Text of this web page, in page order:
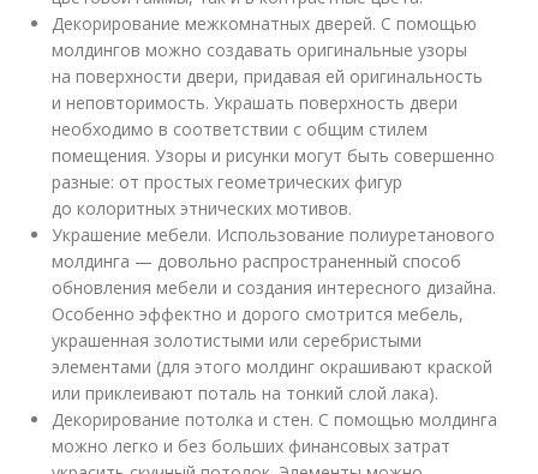
Декорирование межкомнатных дверей. С помощью
молдингов можно создавать оригинальные узоры
на поверхности двери, придавая ей оригинальность
и неповторимость. Украшать поверхность двери
необходимо в соответствии с общим стилем
помещения. Узоры и рисунки могут быть совершенно
разные: от простых геометрических фигур
до колоритных этнических мотивов.
Украшение мебели. Использование полиуретанового
молдинга — довольно распространенный способ
обновления мебели и создания интересного дизайна.
Особенно эффектно и дорого смотрится мебель,
украшенная золотистыми или серебристыми
элементами (для этого молдинг окрашивают краской
или приклеивают поталь на тонкий слой лака).
Декорирование потолка и стен. С помощью молдинга
можно легко и без больших финансовых затрат